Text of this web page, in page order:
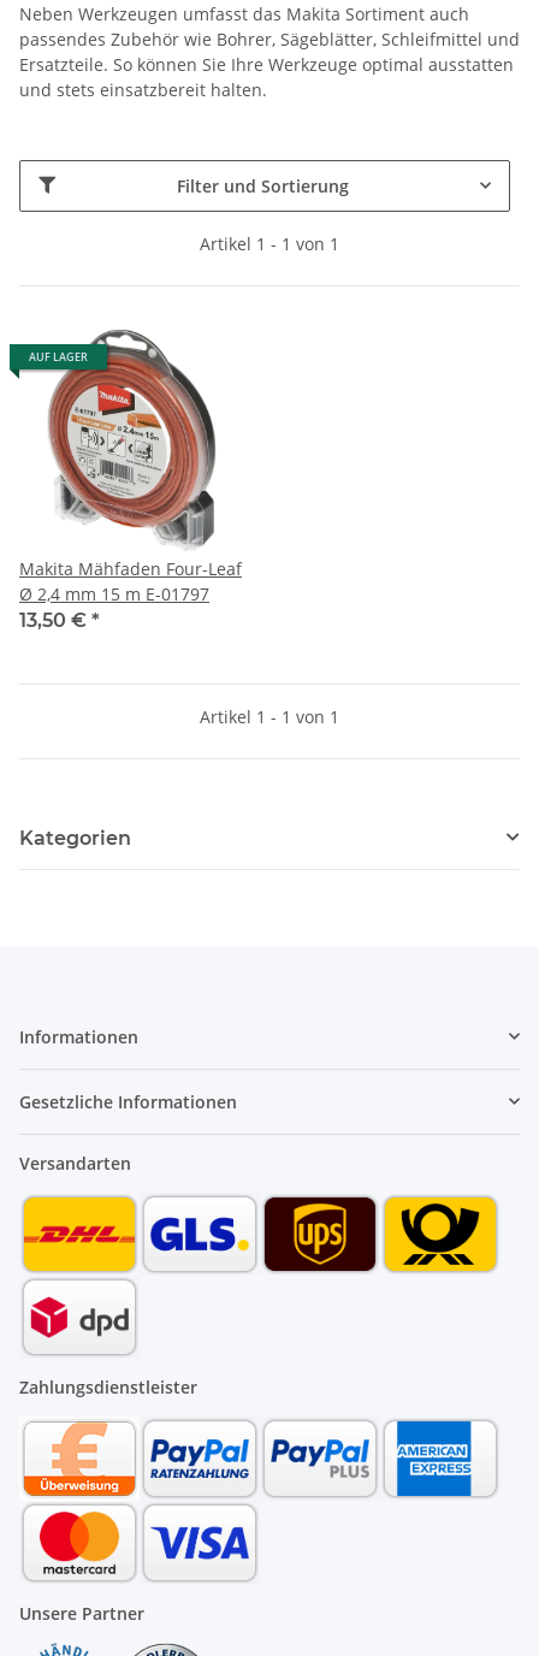
Neben Werkzeugen umfasst das Makita Sortiment auch
passendes Zubehör wie Bohrer, Sägeblätter, Schleifmittel und
Ersatzteile. So können Sie Ihre Werkzeuge optimal ausstatten
und stets einsatzbereit halten.
Filter und Sortierung
Artikel 1 - 1 von 1
AUF LAGER
Makita Mähfaden Four-Leaf
Ø 2,4 mm 15 m E-01797
13,50 € *
Artikel 1 - 1 von 1
Kategorien
Informationen
Gesetzliche Informationen
Versandarten
Zahlungsdienstleister
Unsere Partner